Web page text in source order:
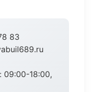
83
09:00-18:00,